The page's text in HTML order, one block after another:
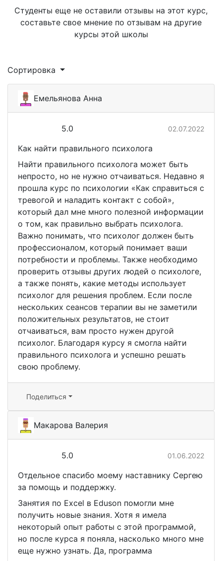
Студенты еще не оставили отзывы на этот курс,
составьте свое мнение по отзывам на другие
курсы этой школы
Сортировка
Емельянова Анна
5.0 02.07.2022
Как найти правильного психолога
Найти правильного психолога может быть
непросто, но не нужно отчаиваться. Недавно я
прошла курс по психологии «Как справиться с
тревогой и наладить контакт с собой»,
который дал мне много полезной информации
о том, как правильно выбрать психолога.
Важно понимать, что психолог должен быть
профессионалом, который понимает ваши
потребности и проблемы. Также необходимо
проверить отзывы других людей о психологе,
а также понять, какие методы использует
психолог для решения проблем. Если после
нескольких сеансов терапии вы не заметили
положительных результатов, не стоит
отчаиваться, вам просто нужен другой
психолог. Благодаря курсу я смогла найти
правильного психолога и успешно решать
свою проблему.
Поделиться
Макарова Валерия
5.0 01.06.2022
Отдельное спасибо моему наставнику Сергею
за помощь и поддержку.
Занятия по Excel в Eduson помогли мне
получить новые знания. Хотя я имела
некоторый опыт работы с этой программой,
но после курса я поняла, насколько много мне
еще нужно узнать. Да, программа